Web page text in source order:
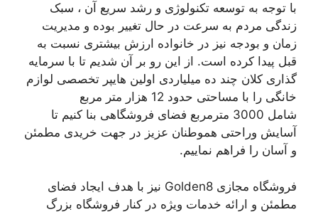
با توجه به توسعه تکنولوژی و رشد سریع آن ، سبک
زندگی مردم به سرعت در حال تغییر بوده و مدیریت
زمان و بودجه نیز در خانواده ارزش بیشتری نسبت به
قبل پیدا کرده است. از این رو بر آن شدیم تا با سرمایه
گذاری کلان چند ده میلیاردی اولین هایپر تخصصی لوازم
خانگی را با مساحتی حدود 12 هزار متر مربع
شامل 3000 مترمربع فضای فروشگاهی بنا کنیم تا
آسایش وراحتی هموطنان عزیز در جهت خریدی مطمئن
و آسان را فراهم نماییم.
فروشگاه مجازی Golden8 نیز با هدف ایجاد فضای
مطمئن و ارائه خدمات ویژه در کنار فروشگاه بزرگ